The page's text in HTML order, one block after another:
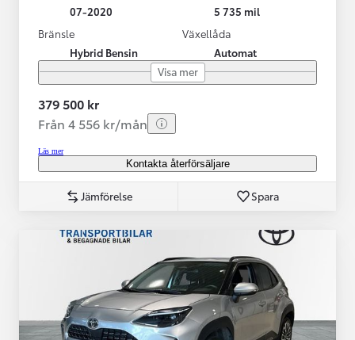
07-2020
5 735 mil
Bränsle
Hybrid Bensin
Växellåda
Automat
Visa mer
379 500 kr
Från 4 556 kr/mån
Läs mer
Kontakta återförsäljare
Jämförelse Spara